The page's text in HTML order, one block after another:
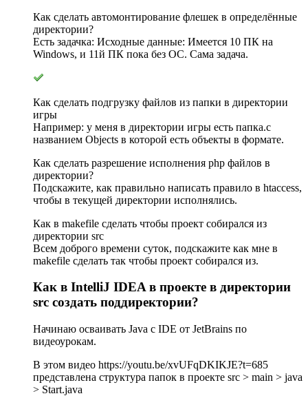
Как сделать автомонтирование флешек в определённые
директории?
Есть задачка: Исходные данные: Имеется 10 ПК на
Windows, и 11й ПК пока без ОС. Сама задача.
Как сделать подгрузку файлов из папки в директории
игры
Например: у меня в директории игры есть папка.с
названием Objects в которой есть объекты в формате.
Как сделать разрешение исполнения php файлов в
директории?
Подскажите, как правильно написать правило в htaccess,
чтобы в текущей директории исполнялись.
Как в makefile сделать чтобы проект собирался из
директории src
Всем доброго времени суток, подскажите как мне в
makefile сделать так чтобы проект собирался из.
Как в IntelliJ IDEA в проекте в директории
src создать поддиректории?
Начинаю осваивать Java c IDE от JetBrains по
видеоурокам.
В этом видео https://youtu.be/xvUFqDKIKJE?t=685
представлена структура папок в проекте src > main > java
> Start.java